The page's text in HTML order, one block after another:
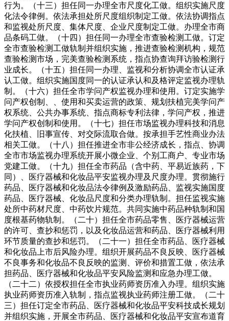
行为。（十三）担任同一办理全市尺度化工做。组织实施尺度
化法令律例。依法承担处所尺度组织制定工做。依法协调指点
和监视处所尺度、集体尺度、企业尺度制定工做。办理全市商
品条码工做。（十四）担任同一办理全市查验检测工做。订定
全市查验检测工做轨制并组织实施，推进查验检测机构，规范
查验检测市场，完美查验检测系统，指点协查询拜访验检测行
业成长。（十五）担任同一办理、监视和分析协调全市认证承
认工做。组织实施国度同一的认证承认和及格评定监视办理轨
制。（十六）担任全市学问产权监视办理和使用。订定实施学
问产权创制、、使用和买卖运营的政策、规划扶植完美学问产
权系统、公共办事系统、指点商标专利法律，学问产权，推进
学问产权创制和使用。（十七）担任市场监视办理科技和消息
化扶植、旧事宣传、对交际流取合做。按承担手艺性商业办法
相关工做。（十八）担任推进全市非公经济成长，指点、协调
全市市场监视办理系统开展小微企业、个别工商户、专业市场
党建工做。（十九）担任全市药品（含中药、平易近族药，下
同）、医疗器械和化妆品平安监视办理及尺度办理。贯彻施行
药品、医疗器械和化妆品法令律例及激励药品、监视实施国度
药品、医疗器械、化妆品尺度和分类办理轨制。担任监视实施
处所中药材尺度、中药饮片规范。共同实施中药品种轨制和国
度根基药物轨制。（二十）担任全市药品零售、医疗器械运营
的许可、查抄和惩罚，以及化妆品运营和药品、医疗器械利用
环节质量的查抄和惩罚。（二十一）担任全市药品、医疗器械
和化妆品上市后风险办理。组织开展药品不良反映、医疗器械
不良事务和化妆品不良反映的监测、评价和措置工做，依法承
担药品、医疗器械和化妆品平安风险监测和应急办理工做。
（二十二）依授权担任全市执业药师资历准入办理。组织实施
执业药师资历准入轨制，指点监视执业药师注册工做。（二十
三）担任订定全市药品、医疗器械和化妆品平安科技成长规划
并组织实施，开展全市药品、医疗器械和化妆品平安宣布道育